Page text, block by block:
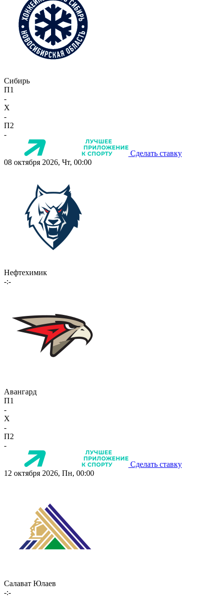
Сибирь
П1
-
X
-
П2
-
Сделать ставку
08 октября 2026, Чт, 00:00
Нефтехимик
-:-
Авангард
П1
-
X
-
П2
-
Сделать ставку
12 октября 2026, Пн, 00:00
Салават Юлаев
-:-